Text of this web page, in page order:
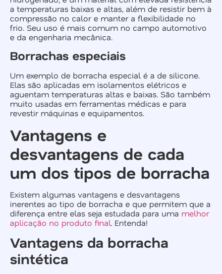
a temperaturas baixas e altas, além de resistir bem à
compressão no calor e manter a flexibilidade no
frio. Seu uso é mais comum no campo automotivo
e da engenharia mecânica.
Borrachas especiais
Um exemplo de borracha especial é a de silicone.
Elas são aplicadas em isolamentos elétricos e
aguentam temperaturas altas e baixas. São também
muito usadas em ferramentas médicas e para
revestir máquinas e equipamentos.
Vantagens e
desvantagens de cada
um dos tipos de borracha
Existem algumas vantagens e desvantagens
inerentes ao tipo de borracha e que permitem que a
diferença entre elas seja estudada para uma melhor
aplicação no produto final. Entenda!
Vantagens da borracha
sintética